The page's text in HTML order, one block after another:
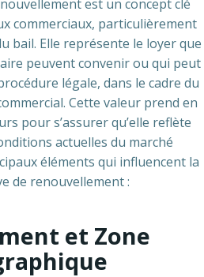
est un concept clé
commerciaux, particulièrement
bail. Elle représente le loyer que
peuvent convenir ou qui peut
légale, dans le cadre du
Cette valeur prend en
pour s’assurer qu’elle reflète
actuelles du marché
éléments qui influencent la
de renouvellement :
et Zone